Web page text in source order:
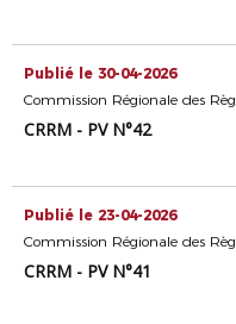
Publié le 30-04-2026
CRRM - PV N°42
Publié le 23-04-2026
CRRM - PV N°41